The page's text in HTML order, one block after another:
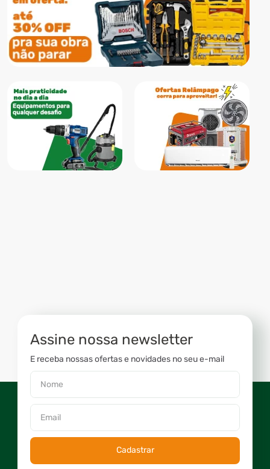
Assine nossa newsletter
E receba nossas ofertas e novidades no seu e-mail
Cadastrar